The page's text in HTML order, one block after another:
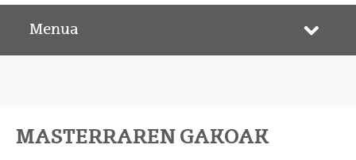
Menua
MASTERRAREN GAKOAK